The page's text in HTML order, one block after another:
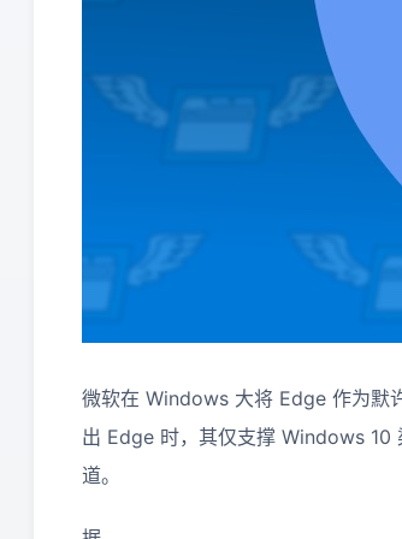
微软在 Windows 大将 Edge 作为默
出 Edge 时，其仅支撑 Windows
道。